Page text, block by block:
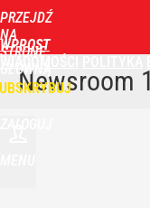
PRZEJDŹ
NA
STRONĘ
GŁÓWNĄ
WPROST
Newsroom